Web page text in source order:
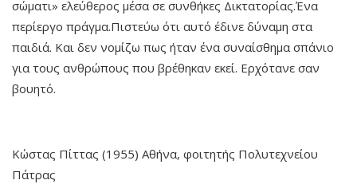
σώματι» ελεύθερος μέσα σε συνθήκες Δικτατορίας.Ένα
περίεργο πράγμα.Πιστεύω ότι αυτό έδινε δύναμη στα
παιδιά. Και δεν νομίζω πως ήταν ένα συναίσθημα σπάνιο
για τους ανθρώπους που βρέθηκαν εκεί. Ερχότανε σαν
βουητό.
Κώστας Πίττας (1955) Αθήνα, φοιτητής Πολυτεχνείου
Πάτρας